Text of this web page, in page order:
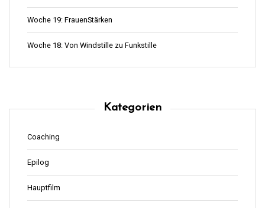
Woche 19: FrauenStärken
Woche 18: Von Windstille zu Funkstille
Kategorien
Coaching
Epilog
Hauptfilm